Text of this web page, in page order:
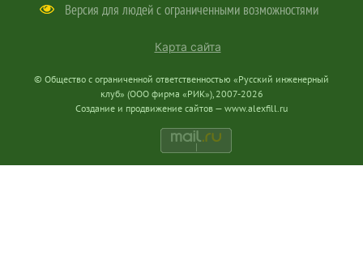
Версия для людей с ограниченными возможностями
Карта сайта
© Общество с ограниченной ответственностью «Русский инженерный
клуб» (ООО фирма «РИК»), 2007-2026
Создание и продвижение сайтов — www.alexfill.ru